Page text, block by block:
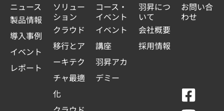
ニュース
製品情報
導入事例
イベント
レポート
ソリュー
ション
クラウド
移行とア
ーキテク
チャ最適
化
コース・
イベント
イベント
講座
羽昇アカ
デミー
羽昇につ
いて
会社概要
採用情報
お問い合
わせ
F
Y
L
L